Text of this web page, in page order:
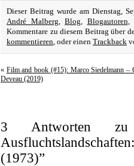
Dieser Beitrag wurde am Dienstag,
André Malberg, Blog, Blogautoren,
Kommentare zu diesem Beitrag über
kommentieren, oder einen Trackback
« Film and book (#15): Marco Siedelmann
Deveau (2019)
3 Antworten zu
(1973)”